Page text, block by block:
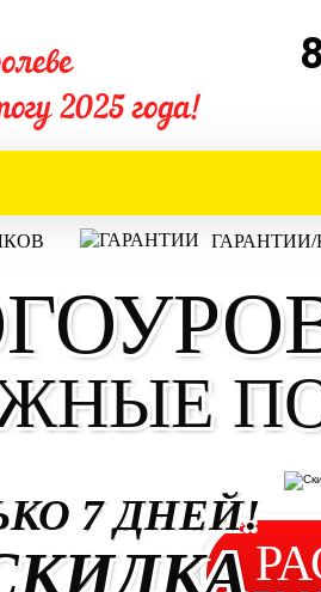
2025 года!
7 ДНЕЙ!